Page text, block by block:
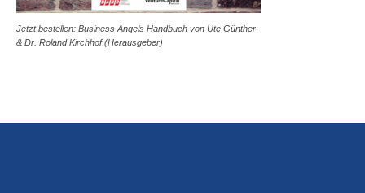
Jetzt bestellen: Business Angels Handbuch von Ute Günther
& Dr. Roland Kirchhof (Herausgeber)